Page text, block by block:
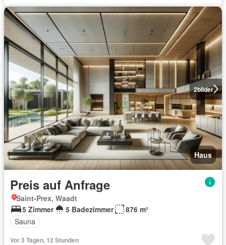
2bilder
Haus
Preis auf Anfrage
Saint-Prex, Waadt
5 Zimmer
5 Badezimmer
876 m²
Sauna
Vor 3 Tagen, 12 Stunden